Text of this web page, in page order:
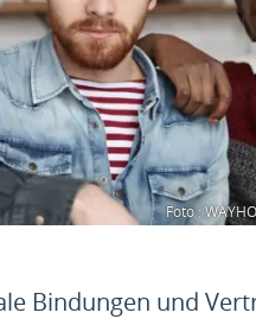
Foto :
Bindungen und